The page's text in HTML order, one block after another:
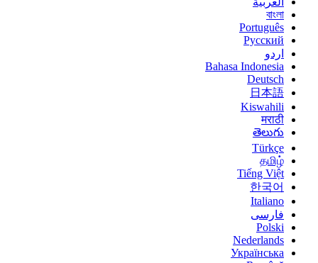
বাংলা
Português
Русский
اردو
Bahasa Indonesia
Deutsch
日本語
Kiswahili
मराठी
తెలుగు
Türkçe
தமிழ்
Tiếng Việt
한국어
Italiano
فارسی
Polski
Nederlands
Українська